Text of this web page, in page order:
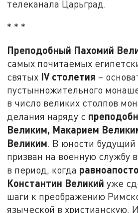
телеканала Царьград.
* * *
Преподобный Пахомий
самых почитаемых
святых IV столетия –
пустынножительного
в число великих столпов
делания наряду с
Великим, Макарием
Великим . В юности
призван на военную службу
в период, когда
Константин Великийуже
шаги к преображению
языческой в христианскую.